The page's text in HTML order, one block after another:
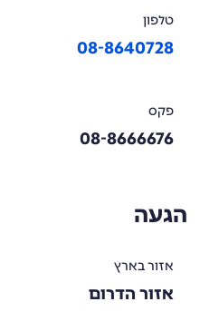
טלפון
08-8640728
פקס
08-8666676
הגעה
אזור בארץ
אזור הדרום